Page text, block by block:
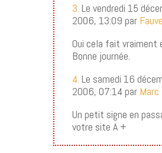
3. Le vendredi 15
2006, 13:09 par
Oui cela fait vraiment
Bonne journée.
4. Le samedi 16
2006, 07:14 par Marc
Un petit signe en
votre site A +